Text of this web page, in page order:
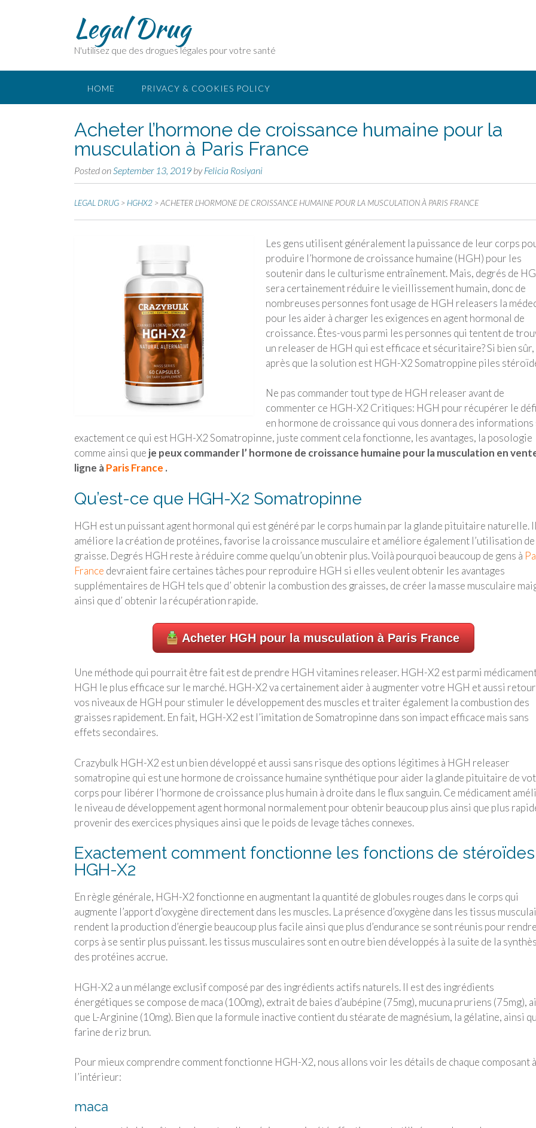
Legal Drug
N'utilisez que des drogues légales pour votre santé
HOME PRIVACY & COOKIES POLICY
Acheter l’hormone de croissance humaine pour la
musculation à Paris France
Posted onSeptember 13, 2019 byFelicia Rosiyani
LEGAL DRUG > HGHX2 >ACHETER L’HORMONE DE CROISSANCE HUMAINE POUR LA MUSCULATION À PARIS FRANCE
Les gens utilisent généralement la puissance de leur corps
produire l’hormone de croissance humaine (HGH) pour les
soutenir dans le culturisme entraînement. Mais, degrés de
sera certainement réduire le vieillissement humain, donc de
nombreuses personnes font usage de HGH releasers la
pour les aider à charger les exigences en agent hormonal de
croissance. Êtes-vous parmi les personnes qui tentent de
un releaser de HGH qui est efficace et sécuritaire? Si bien sûr,
après que la solution est HGH-X2 Somatroppine piles
Ne pas commander tout type de HGH releaser avant de
commenter ce HGH-X2 Critiques: HGH pour récupérer le
en hormone de croissance qui vous donnera des informations
exactement ce qui est HGH-X2 Somatropinne, juste comment cela fonctionne, les avantages, la posologie
comme ainsi que je peux commander l’ hormone de croissance humaine pour la musculation en
ligne àParis France .
Qu’est-ce que HGH-X2 Somatropinne
HGH est un puissant agent hormonal qui est généré par le corps humain par la glande pituitaire naturelle. Il
améliore la création de protéines, favorise la croissance musculaire et améliore également l’utilisation de
graisse. Degrés HGH reste à réduire comme quelqu’un obtenir plus. Voilà pourquoi beaucoup de gens à
France devraient faire certaines tâches pour reproduire HGH si elles veulent obtenir les avantages
supplémentaires de HGH tels que d’ obtenir la combustion des graisses, de créer la masse musculaire
ainsi que d’ obtenir la récupération rapide.
Acheter HGH pour la musculation à Paris France
Une méthode qui pourrait être fait est de prendre HGH vitamines releaser. HGH-X2 est parmi
HGH le plus efficace sur le marché. HGH-X2 va certainement aider à augmenter votre HGH et aussi
vos niveaux de HGH pour stimuler le développement des muscles et traiter également la combustion des
graisses rapidement. En fait, HGH-X2 est l’imitation de Somatropinne dans son impact efficace mais sans
effets secondaires.
Crazybulk HGH-X2 est un bien développé et aussi sans risque des options légitimes à HGH releaser
somatropine qui est une hormone de croissance humaine synthétique pour aider la glande pituitaire de
corps pour libérer l’hormone de croissance plus humain à droite dans le flux sanguin. Ce médicament
le niveau de développement agent hormonal normalement pour obtenir beaucoup plus ainsi que plus
provenir des exercices physiques ainsi que le poids de levage tâches connexes.
Exactement comment fonctionne les fonctions de stéroïdes
HGH-X2
En règle générale, HGH-X2 fonctionne en augmentant la quantité de globules rouges dans le corps qui
augmente l’apport d’oxygène directement dans les muscles. La présence d’oxygène dans les tissus
rendent la production d’énergie beaucoup plus facile ainsi que plus d’endurance se sont réunis pour
corps à se sentir plus puissant. les tissus musculaires sont en outre bien développés à la suite de la
des protéines accrue.
HGH-X2 a un mélange exclusif composé par des ingrédients actifs naturels. Il est des ingrédients
énergétiques se compose de maca (100mg), extrait de baies d’aubépine (75mg), mucuna pruriens (75mg),
que L-Arginine (10mg). Bien que la formule inactive contient du stéarate de magnésium, la gélatine, ainsi
farine de riz brun.
Pour mieux comprendre comment fonctionne HGH-X2, nous allons voir les détails de chaque composant à
l’intérieur:
maca